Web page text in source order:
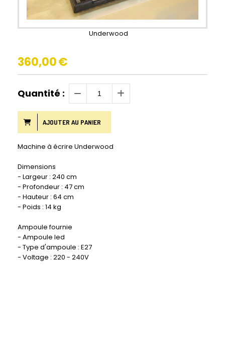
Underwood
360,00€
Quantité :
AJOUTER AU PANIER
Machine à écrire Underwood
Dimensions
- Largeur : 240 cm
- Profondeur : 47 cm
- Hauteur : 64 cm
- Poids : 14 kg
Ampoule fournie
- Ampoule led
- Type d'ampoule : E27
- Voltage : 220 - 240V